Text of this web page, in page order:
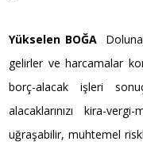
Yükselen BOĞA
gelirler ve harcamalar
borç-alacak işleri
alacaklarınızı kira-
uğraşabilir, muhtemel